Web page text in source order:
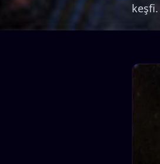
keşfi.